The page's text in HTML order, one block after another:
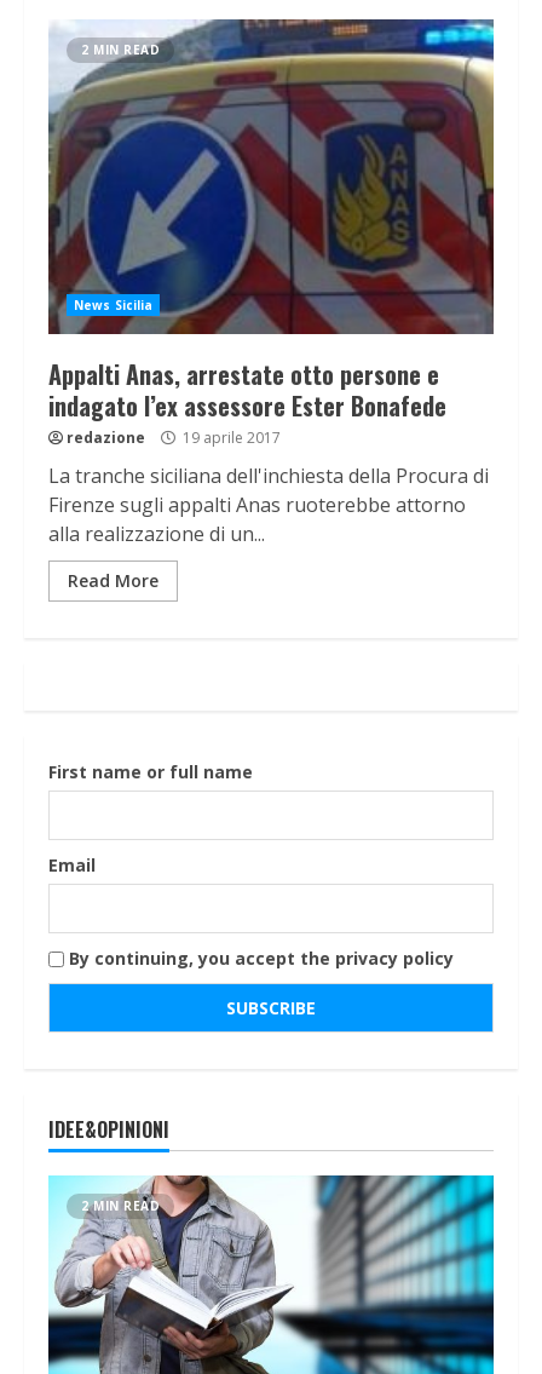
2 MIN READ
News Sicilia
Appalti Anas, arrestate otto persone e
indagato l’ex assessore Ester Bonafede
redazione 19 aprile 2017
La tranche siciliana dell'inchiesta della Procura di
Firenze sugli appalti Anas ruoterebbe attorno
alla realizzazione di un...
Read More
First name or full name
Email
By continuing, you accept the privacy policy
IDEE&OPINIONI
2 MIN READ